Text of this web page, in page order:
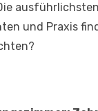
und Praxis